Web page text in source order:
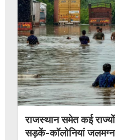
राजस्थान समेत कई
सड़कें-कॉलोनियां जलमग्न